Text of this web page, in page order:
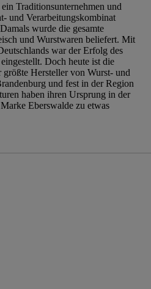
ein Traditionsunternehmen und
und Verarbeitungskombinat
wurde die gesamte
und Wurstwaren beliefert. Mit
war der Erfolg des
Doch heute ist die
Hersteller von Wurst- und
und fest in der Region
haben ihren Ursprung in der
Eberswalde zu etwas